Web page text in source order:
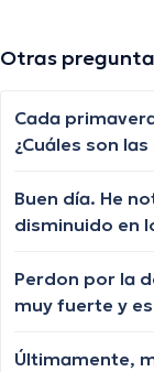
Otras
Cada
¿Cuáles son
Buen día. He
disminuido en
Perdon por la
muy fuerte y
ya tome
Últimamente,